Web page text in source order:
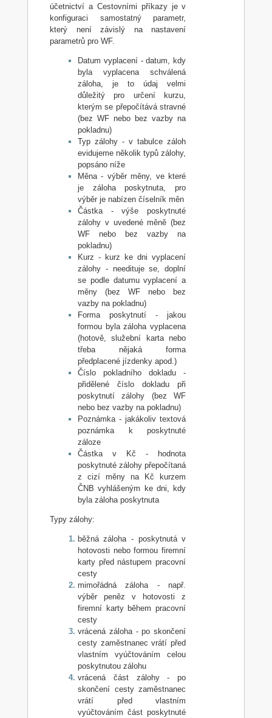
účetnictví a Cestovními příkazy je v
konfiguraci samostatný parametr,
který není závislý na nastavení
parametrů pro WF.
Datum vyplacení - datum, kdy
byla vyplacena schválená
záloha, je to údaj velmi
důležitý pro určení kurzu,
kterým se přepočítává stravné
(bez WF nebo bez vazby na
pokladnu)
Typ zálohy - v tabulce záloh
evidujeme několik typů zálohy,
popsáno níže
Měna - výběr měny, ve které
je záloha poskytnuta, pro
výběr je nabízen číselník měn
Částka - výše poskytnuté
zálohy v uvedené měně (bez
WF nebo bez vazby na
pokladnu)
Kurz - kurz ke dni vyplacení
zálohy - needituje se, doplní
se podle datumu vyplacení a
měny (bez WF nebo bez
vazby na pokladnu)
Forma poskytnutí - jakou
formou byla záloha vyplacena
(hotově, služební karta nebo
třeba nějaká forma
předplacené jízdenky apod.)
Číslo pokladního dokladu -
přidělené číslo dokladu při
poskytnutí zálohy (bez WF
nebo bez vazby na pokladnu)
Poznámka - jakákoliv textová
poznámka k poskytnuté
záloze
Částka v Kč - hodnota
poskytnuté zálohy přepočítaná
z cizí měny na Kč kurzem
ČNB vyhlášeným ke dni, kdy
byla záloha poskytnuta
Typy zálohy:
běžná záloha - poskytnutá v
hotovosti nebo formou firemní
karty před nástupem pracovní
cesty
mimořádná záloha - např.
výběr peněz v hotovosti z
firemní karty během pracovní
cesty
vrácená záloha - po skončení
cesty zaměstnanec vrátí před
vlastním vyúčtováním celou
poskytnutou zálohu
vrácená část zálohy - po
skončení cesty zaměstnanec
vrátí před vlastním
vyúčtováním část poskytnuté